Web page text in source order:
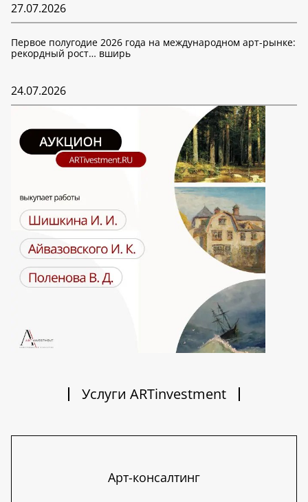
27.07.2026
Первое полугодие 2026 года на международном арт-рынке:
рекордный рост… вширь
24.07.2026
Услуги ARTinvestment
Арт-консалтинг